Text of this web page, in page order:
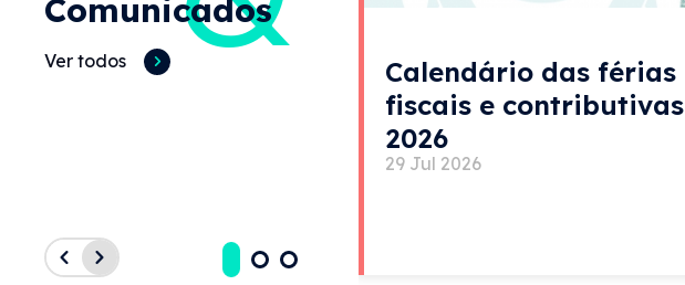
Comunicados
Ver todos
Calendário das férias
fiscais e contributivas
2026
29 Jul 2026